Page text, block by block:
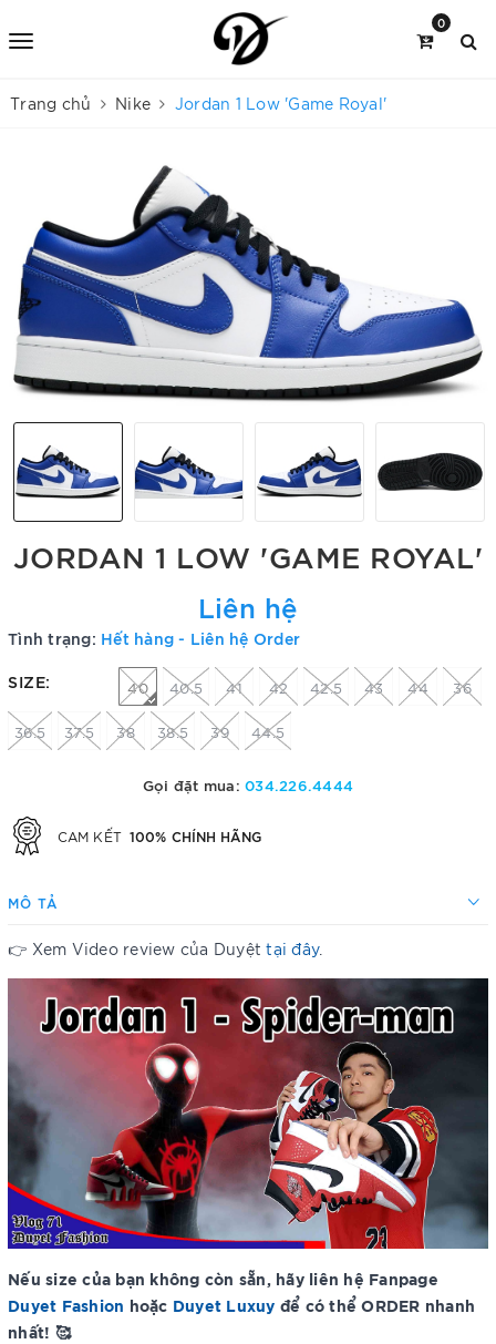
0
Trang chủ Nike Jordan 1 Low 'Game Royal'
JORDAN 1 LOW 'GAME ROYAL'
Liên hệ
Tình trạng: Hết hàng - Liên hệ Order
SIZE: 40 40.5 41 42 42.5 43 44 36
36.5 37.5 38 38.5 39 44.5
Gọi đặt mua:034.226.4444
CAM KẾT 100% CHÍNH HÃNG
MÔ TẢ
👉 Xem Video review của Duyệttại đây.
Nếu size của bạn không còn sẵn, hãy liên hệ Fanpage
Duyet Fashion hoặc Duyet Luxuy để có thể ORDER nhanh
nhất! 🥰